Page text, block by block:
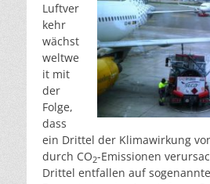
Luftver
kehr
wächst
weltwe
it mit
der
Folge,
dass
ein Drittel der Klimawirkung
durch CO2-Emissionen
Drittel entfallen auf